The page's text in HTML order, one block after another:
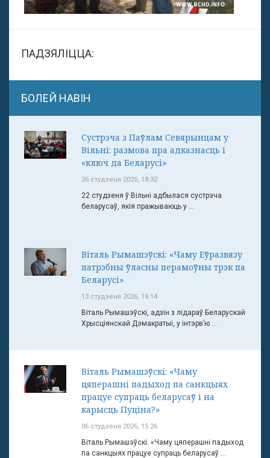
ПАДЗЯЛІЦЦА:
БОЛЕЙ НАВІН
Сустрэча з Паўлам Севярынцам у
Вільні: размова пра адказнасць і
«ключ да Беларусі»
26 студзеня 2026, 18:32
22 студзеня ў Вільні адбылася сустрэча
беларусаў, якія пражываюць у ...
Віталь Рымашэўскі: «Чаму Еўразвязу
патрэбны ўласны перамоўны трэк па
Беларусі»
13 студзеня 2026, 16:14
Віталь Рымашэўскі, адзін з лідараў Беларускай
Хрысціянскай Дэмакратыі, у інтэрв’ю ...
Віталь Рымашэўскі: «Чаму
цяперашні падыход па санкцыях
працуе супраць беларусаў і на
карысць Пуціна?»
06 студзеня 2026, 15:26
Віталь Рымашэўскі: «Чаму цяперашні падыход
па санкцыях працуе супраць беларусаў ...